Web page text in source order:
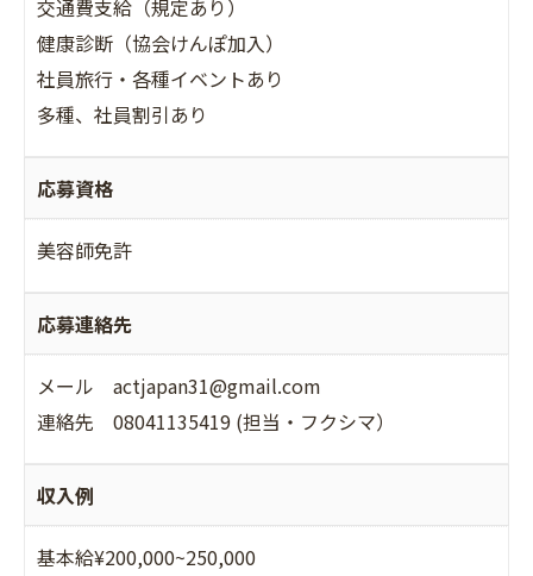
交通費支給（規定あり）
健康診断（協会けんぽ加入）
社員旅行・各種イベントあり
多種、社員割引あり
応募資格
美容師免許
応募連絡先
メール actjapan31@gmail.com
連絡先 08041135419 (担当・フクシマ）
収入例
基本給¥200,000~250,000